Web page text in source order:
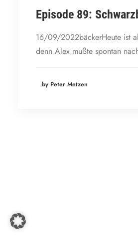
Episode 89:
16/09/2022bäckerHeute ist
denn Alex mußte spontan
by Peter Metzen